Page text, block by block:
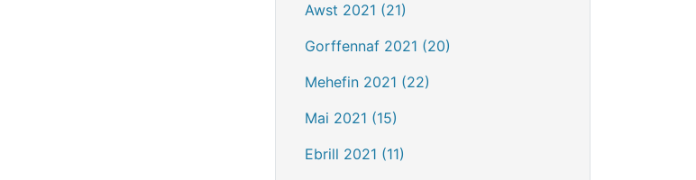
Awst 2021 (21)
Gorffennaf 2021 (20)
Mehefin 2021 (22)
Mai 2021 (15)
Ebrill 2021 (11)